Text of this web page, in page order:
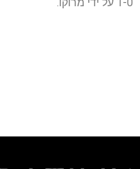
1-0 על ידי מרוקו.